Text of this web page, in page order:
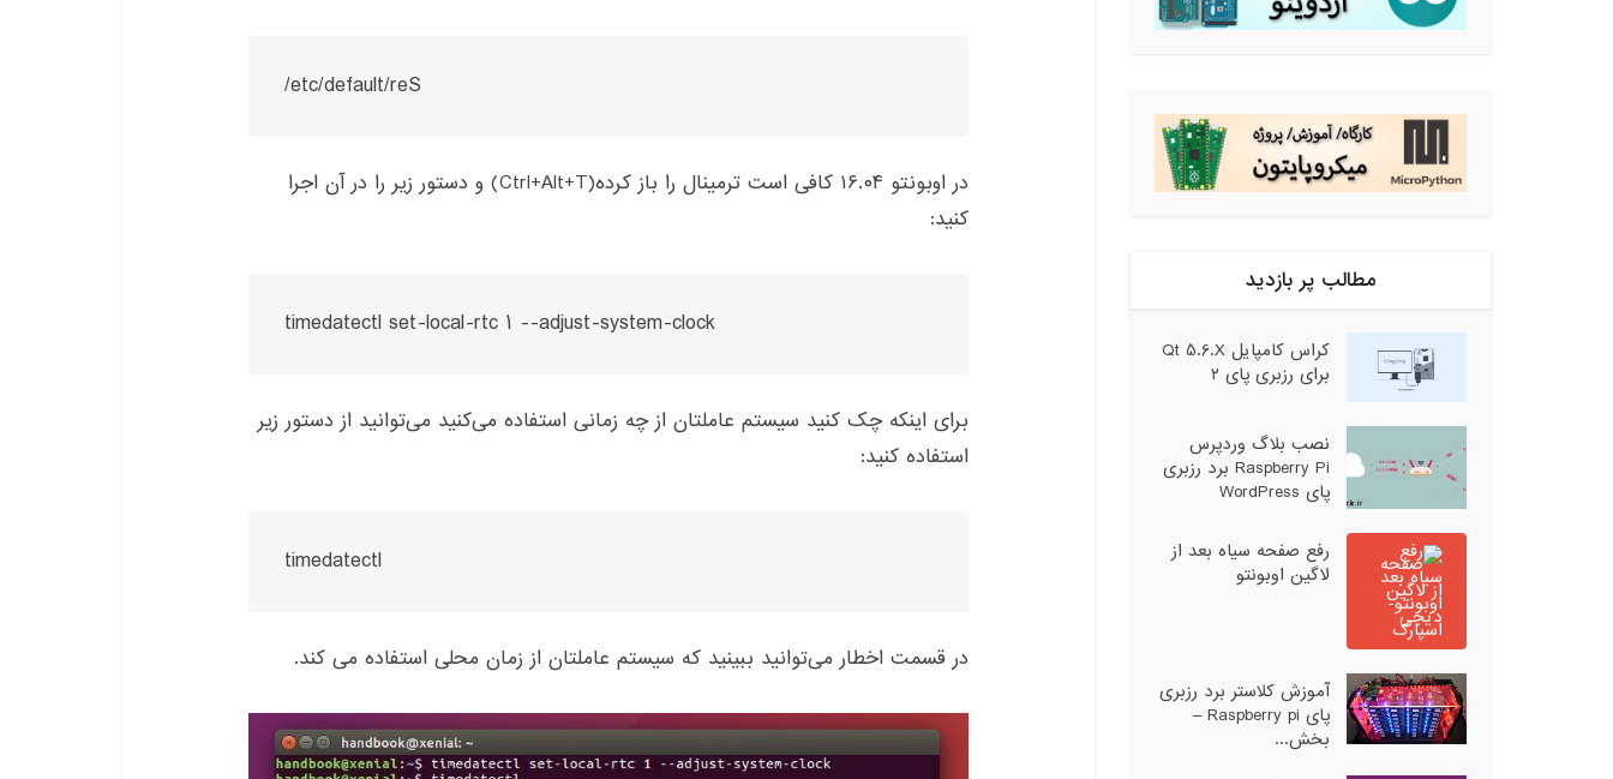
/etc/default/reS
در اوبونتو ۱۶ .۰۴ کافی است ترمینال را باز کرده (Ctrl+Alt+T)
و دستور زیر را در آن اجرا
کنید:
timedatectl set-local-rtc 1 --adjust-system-clock
برای اینکه چک کنید سیستم عاملتان از چه زمانی استفاده می‌کنید می‌توانید از دستور زیر
استفاده کنید:
timedatectl
در قسمت اخطار می‌توانید ببینید که سیستم عاملتان از زمان محلی استفاده می کند.
مطالب پر بازدید
کراس کامپایل Qt 5.6.X
برای رزبری پای ۲
نصب بلاگ وردپرس
Raspberry Pi برد رزبری
پای WordPress
رفع صفحه سیاه بعد از
لاگین اوبونتو
آموزش کلاستر برد رزبری
پای Raspberry pi –
بخش...